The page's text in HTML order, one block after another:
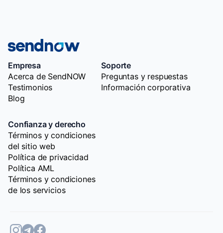
Empresa
Acerca de SendNOW
Testimonios
Blog
Soporte
Preguntas y respuestas
Información corporativa
Confianza y derecho
Términos y condiciones
del sitio web
Política de privacidad
Política AML
Términos y condiciones
de los servicios